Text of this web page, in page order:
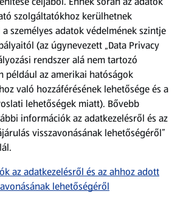
az interneten!
applikációt!
szolgáltatókhoz kerülhetnek
személyes adatok védelmének szintje
(az úgynevezett „Data Privacy
rendszer alá nem tartozó
például az amerikai hatóságok
való hozzáférésének lehetősége és a
lehetőségek miatt). Bővebb
információk az adatkezelésről és az
visszavonásának lehetőségéről”
az adatkezelésről és az ahhoz adott
lehetőségéről